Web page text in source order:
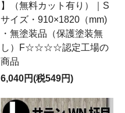
】（無料カット有り）｜S
サイズ・910×1820（mm)
・無塗装品（保護塗装無
し）F☆☆☆☆認定工場の
商品
6,040円(税549円)